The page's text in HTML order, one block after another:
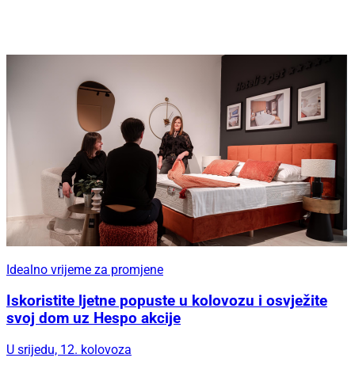
Idealno vrijeme za promjene
Iskoristite ljetne popuste u kolovozu i osvježite
svoj dom uz Hespo akcije
U srijedu, 12. kolovoza